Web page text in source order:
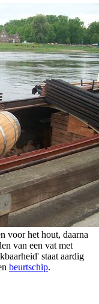
voor het hout, daarna
van een vat met
staat aardig
beurtschip.